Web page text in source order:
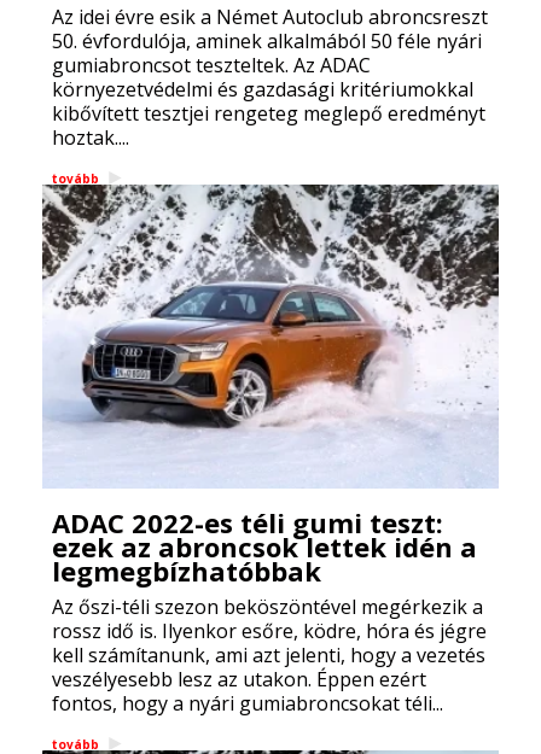
Az idei évre esik a Német Autoclub abroncsreszt
50. évfordulója, aminek alkalmából 50 féle nyári
gumiabroncsot teszteltek. Az ADAC
környezetvédelmi és gazdasági kritériumokkal
kibővített tesztjei rengeteg meglepő eredményt
hoztak....
tovább
ADAC 2022-es téli gumi teszt:
ezek az abroncsok lettek idén a
legmegbízhatóbbak
Az őszi-téli szezon beköszöntével megérkezik a
rossz idő is. Ilyenkor esőre, ködre, hóra és jégre
kell számítanunk, ami azt jelenti, hogy a vezetés
veszélyesebb lesz az utakon. Éppen ezért
fontos, hogy a nyári gumiabroncsokat téli...
tovább